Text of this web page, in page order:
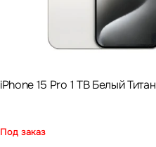
iPhone 15 Pro 1 TB Белый Титан
Под заказ